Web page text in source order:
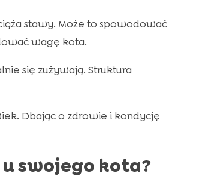
stawy. Może to spowodować
wagę kota.
się zużywają. Struktura
Dbając o zdrowie i kondycję
swojego kota?